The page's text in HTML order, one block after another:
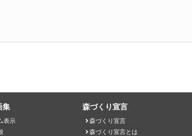
集
表示
森づくり宣言
森づくり宣言
森づくり宣言とは